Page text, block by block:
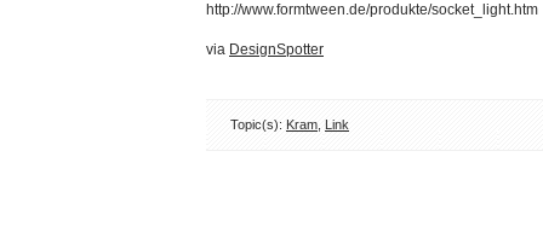
http://www.formtween.de/produkte/socket_light.htm
via DesignSpotter
Topic(s): Kram Link